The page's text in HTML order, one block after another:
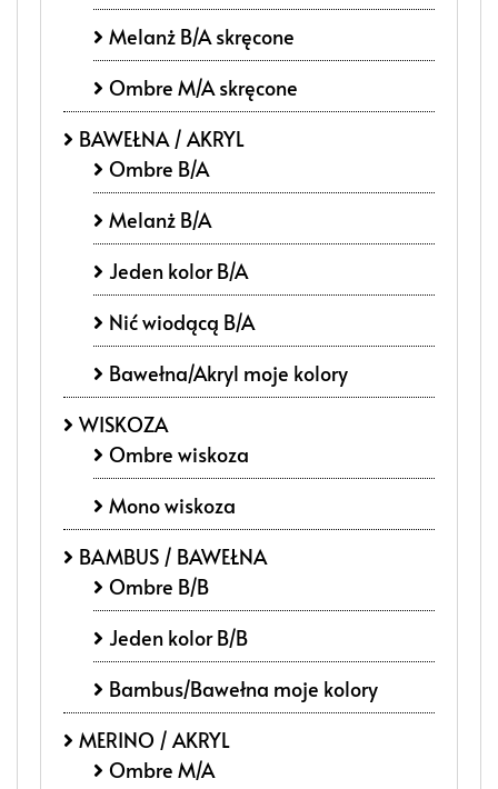
Melanż B/A skręcone
Ombre M/A skręcone
BAWEŁNA / AKRYL
Ombre B/A
Melanż B/A
Jeden kolor B/A
Nić wiodącą B/A
Bawełna/Akryl moje kolory
WISKOZA
Ombre wiskoza
Mono wiskoza
BAMBUS / BAWEŁNA
Ombre B/B
Jeden kolor B/B
Bambus/Bawełna moje kolory
MERINO / AKRYL
Ombre M/A